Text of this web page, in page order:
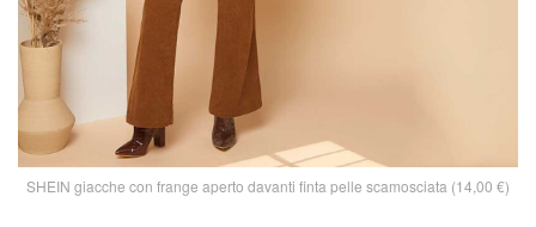
SHEIN giacche con frange aperto davanti finta pelle scamosciata (14,00 €)